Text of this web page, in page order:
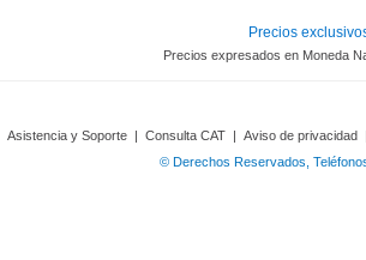
Precios
Precios expresados en Moneda
Asistencia y Soporte | Consulta CAT | Aviso de privacidad
© Derechos Reservados,